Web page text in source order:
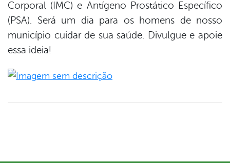
Corporal (IMC) e Antígeno Prostático Específico
(PSA). Será um dia para os homens de nosso
município cuidar de sua saúde. Divulgue e apoie
essa ideia!